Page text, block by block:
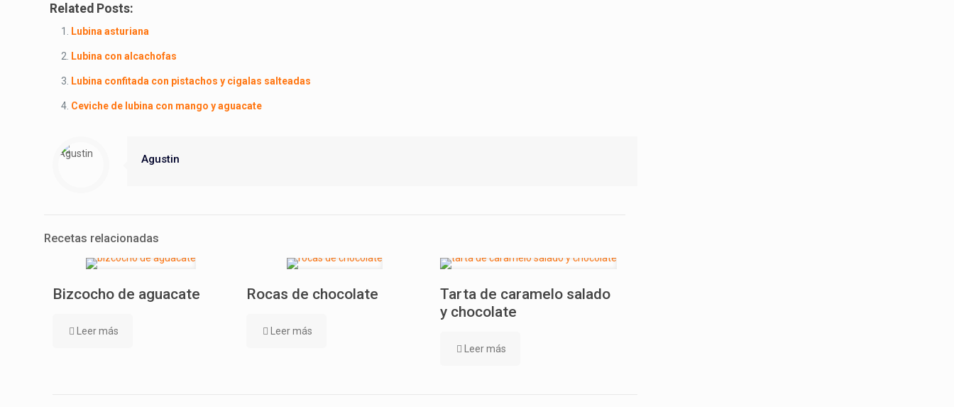
Related Posts:
Lubina asturiana
Lubina con alcachofas
Lubina confitada con pistachos y cigalas salteadas
Ceviche de lubina con mango y aguacate
Agustin
Recetas relacionadas
Bizcocho de aguacate
Leer más
Rocas de chocolate
Leer más
Tarta de caramelo salado
y chocolate
Leer más